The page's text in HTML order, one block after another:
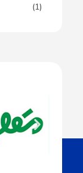
(1)